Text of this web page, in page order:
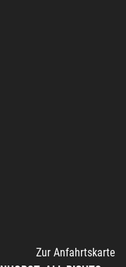
Zur Anfahrtskarte